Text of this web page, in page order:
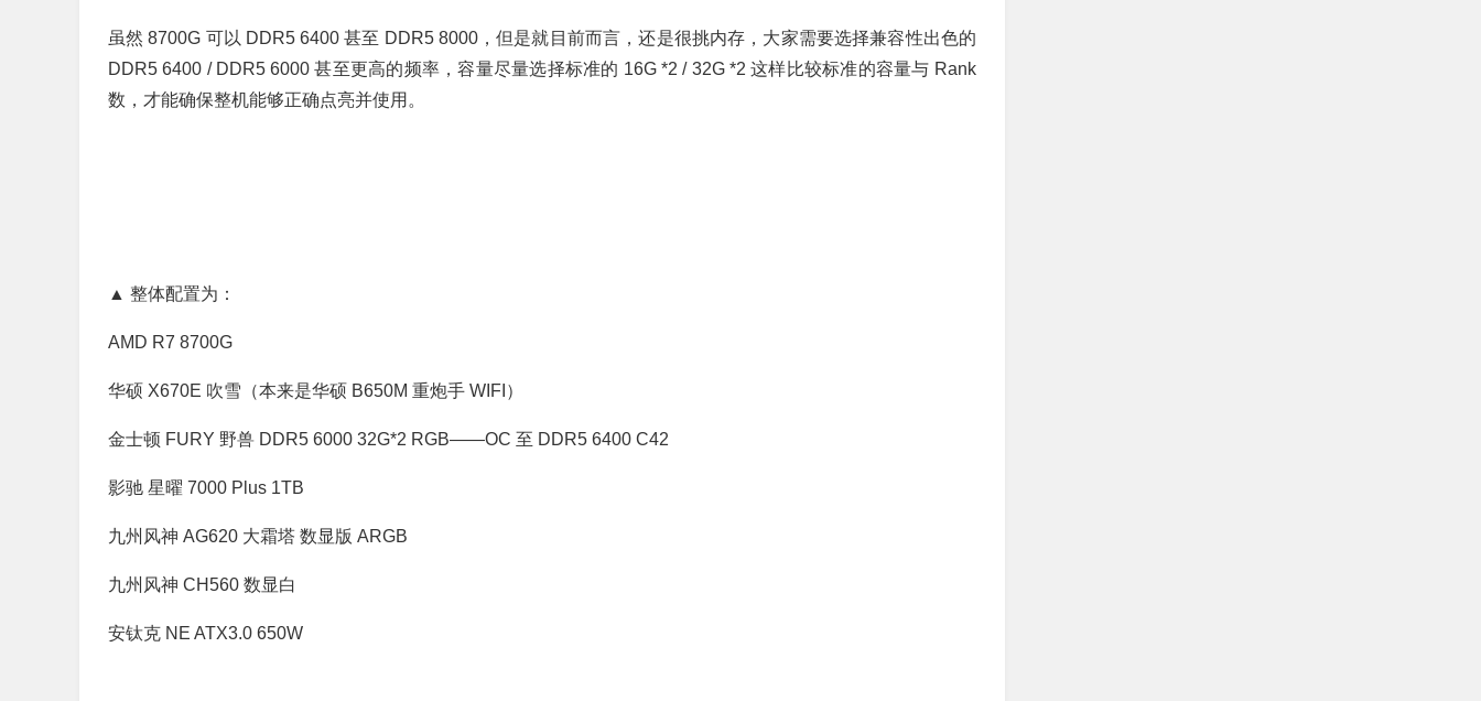
虽然 8700G 可以 DDR5 6400 甚至 DDR5 8000，但是就目前而言，还是很挑内存，大家需要选择兼容性出色的
DDR5 6400 / DDR5 6000 甚至更高的频率，容量尽量选择标准的 16G *2 / 32G *2 这样比较标准的容量与 Rank
数，才能确保整机能够正确点亮并使用。
▲ 整体配置为：
AMD R7 8700G
华硕 X670E 吹雪（本来是华硕 B650M 重炮手 WIFI）
金士顿 FURY 野兽 DDR5 6000 32G*2 RGB——OC 至 DDR5 6400 C42
影驰 星曜 7000 Plus 1TB
九州风神 AG620 大霜塔 数显版 ARGB
九州风神 CH560 数显白
安钛克 NE ATX3.0 650W